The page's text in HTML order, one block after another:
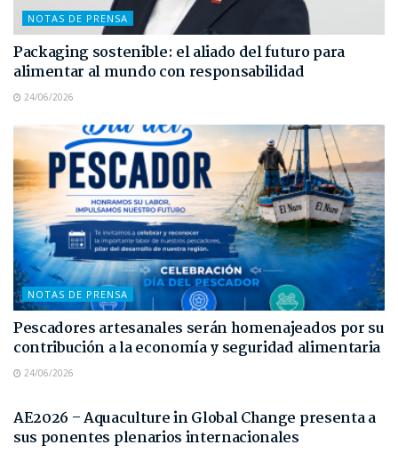
NOTAS DE PRENSA
Packaging sostenible: el aliado del futuro para
alimentar al mundo con responsabilidad
24/06/2026
NOTAS DE PRENSA
Pescadores artesanales serán homenajeados por su
contribución a la economía y seguridad alimentaria
24/06/2026
AE2026 – Aquaculture in Global Change presenta a
sus ponentes plenarios internacionales